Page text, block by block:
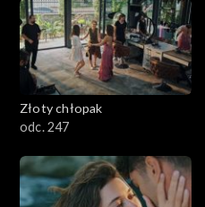
Złoty chłopak
odc. 247